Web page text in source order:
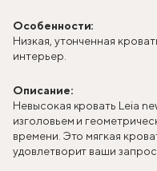
Особенности:
Низкая, утонченная
интерьер.
Описание:
Невысокая кровать Leia
изголовьем и
времени. Это мягкая
удовлетворит ваши